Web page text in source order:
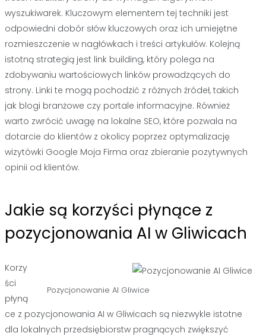
wyszukiwarek. Kluczowym elementem tej techniki jest
odpowiedni dobór słów kluczowych oraz ich umiejętne
rozmieszczenie w nagłówkach i treści artykułów. Kolejną
istotną strategią jest link building, który polega na
zdobywaniu wartościowych linków prowadzących do
strony. Linki te mogą pochodzić z różnych źródeł, takich
jak blogi branżowe czy portale informacyjne. Również
warto zwrócić uwagę na lokalne SEO, które pozwala na
dotarcie do klientów z okolicy poprzez optymalizację
wizytówki Google Moja Firma oraz zbieranie pozytywnych
opinii od klientów.
Jakie są korzyści płynące z
pozycjonowania AI w Gliwicach
Pozycjonowanie AI Gliwice
Korzy
ści
płyną
ce z pozycjonowania AI w Gliwicach są niezwykle istotne
dla lokalnych przedsiębiorstw pragnących zwiększyć